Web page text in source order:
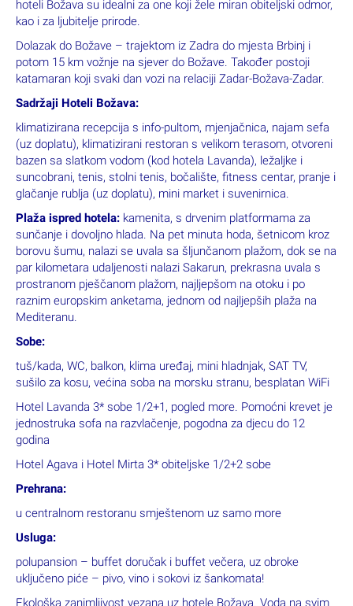
hoteli Božava su idealni za one koji žele miran obiteljski odmor,
kao i za ljubitelje prirode.
Dolazak do Božave – trajektom iz Zadra do mjesta Brbinj i
potom 15 km vožnje na sjever do Božave. Također postoji
katamaran koji svaki dan vozi na relaciji Zadar-Božava-Zadar.
Sadržaji Hoteli Božava:
klimatizirana recepcija s info-pultom, mjenjačnica, najam sefa
(uz doplatu), klimatizirani restoran s velikom terasom, otvoreni
bazen sa slatkom vodom (kod hotela Lavanda), ležaljke i
suncobrani, tenis, stolni tenis, bočalište, fitness centar, pranje i
glačanje rublja (uz doplatu), mini market i suvenirnica.
Plaža ispred hotela: kamenita, s drvenim platformama za
sunčanje i dovoljno hlada. Na pet minuta hoda, šetnicom kroz
borovu šumu, nalazi se uvala sa šljunčanom plažom, dok se na
par kilometara udaljenosti nalazi Sakarun, prekrasna uvala s
prostranom pješčanom plažom, najljepšom na otoku i po
raznim europskim anketama, jednom od najljepših plaža na
Mediteranu.
Sobe:
tuš/kada, WC, balkon, klima uređaj, mini hladnjak, SAT TV,
sušilo za kosu, većina soba na morsku stranu, besplatan WiFi
Hotel Lavanda 3* sobe 1/2+1, pogled more. Pomoćni krevet je
jednostruka sofa na razvlačenje, pogodna za djecu do 12
godina
Hotel Agava i Hotel Mirta 3* obiteljske 1/2+2 sobe
Prehrana:
u centralnom restoranu smještenom uz samo more
Usluga:
polupansion – buffet doručak i buffet večera, uz obroke
uključeno piće – pivo, vino i sokovi iz šankomata!
Ekološka zanimljivost vezana uz hotele Božava. Voda na svim